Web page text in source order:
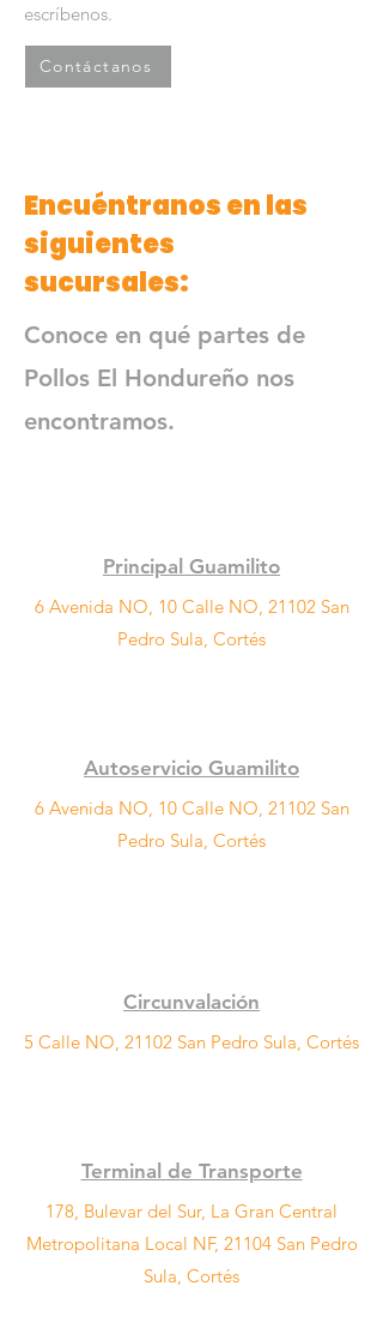
escríbenos.
Contáctanos
Encuéntranos en las
siguientes
sucursales:
Conoce en qué partes de
Pollos El Hondureño nos
encontramos.
Principal Guamilito
6 Avenida NO, 10 Calle NO, 21102 San
Pedro Sula, Cortés
Autoservicio Guamilito
6 Avenida NO, 10 Calle NO, 21102 San
Pedro Sula, Cortés
Circunvalación
5 Calle NO, 21102 San Pedro Sula, Cortés
Terminal de Transporte
178, Bulevar del Sur, La Gran Central
Metropolitana Local NF, 21104 San Pedro
Sula, Cortés